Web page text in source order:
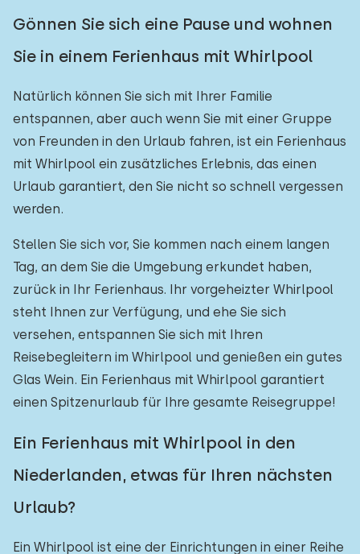
Gönnen Sie sich eine Pause und wohnen
Sie in einem Ferienhaus mit Whirlpool
Natürlich können Sie sich mit Ihrer Familie
entspannen, aber auch wenn Sie mit einer Gruppe
von Freunden in den Urlaub fahren, ist ein Ferienhaus
mit Whirlpool ein zusätzliches Erlebnis, das einen
Urlaub garantiert, den Sie nicht so schnell vergessen
werden.
Stellen Sie sich vor, Sie kommen nach einem langen
Tag, an dem Sie die Umgebung erkundet haben,
zurück in Ihr Ferienhaus. Ihr vorgeheizter Whirlpool
steht Ihnen zur Verfügung, und ehe Sie sich
versehen, entspannen Sie sich mit Ihren
Reisebegleitern im Whirlpool und genießen ein gutes
Glas Wein. Ein Ferienhaus mit Whirlpool garantiert
einen Spitzenurlaub für Ihre gesamte Reisegruppe!
Ein Ferienhaus mit Whirlpool in den
Niederlanden, etwas für Ihren nächsten
Urlaub?
Ein Whirlpool ist eine der Einrichtungen in einer Reihe